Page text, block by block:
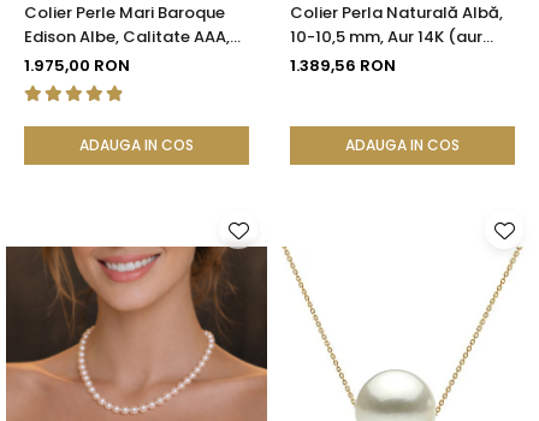
Colier Perle Mari Baroque
Edison Albe, Calitate AAA,
Aur 14K | KASKADDA®
1.975,00 RON
ADAUGA IN COS
Colier Perla Naturală Albă,
10-10,5 mm, Aur 14K (aur
585) | KASKADDA®
1.389,56 RON
ADAUGA IN COS